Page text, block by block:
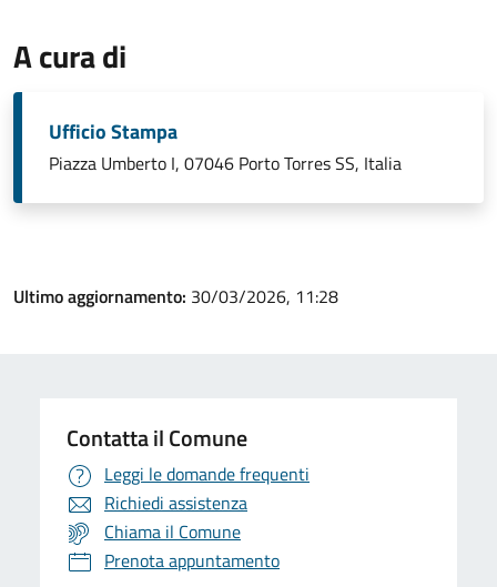
A cura di
Ufficio Stampa
Piazza Umberto I, 07046 Porto Torres SS, Italia
Ultimo aggiornamento: 30/03/2026, 11:28
Contatta il Comune
Leggi le domande frequenti
Richiedi assistenza
Chiama il Comune
Prenota appuntamento